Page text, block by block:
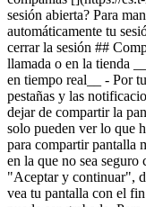
sesión abierta? Para
automáticamente tu
cerrar la sesión ##
llamada o en la tienda
en tiempo real__ - Por
pestañas y las
dejar de compartir la
solo pueden ver lo que
para compartir pantalla
en la que no sea
"Aceptar y continuar",
vea tu pantalla con el